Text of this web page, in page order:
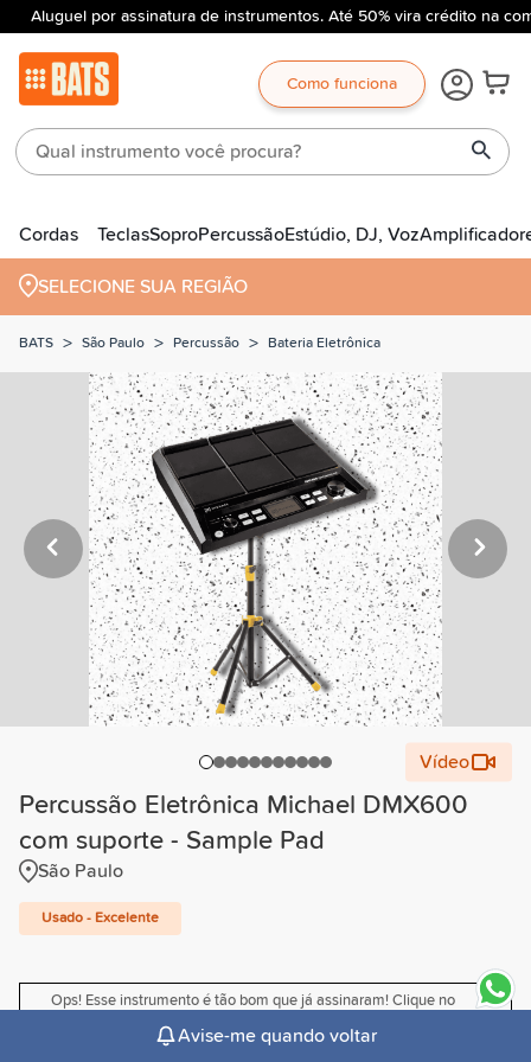
Aluguel por assinatura de instrumentos. Até 50% vira crédito na
Como funciona
Cordas TeclasSoproPercussãoEstúdio, DJ, Voz
SELECIONE SUA REGIÃO
BATS > São Paulo > Percussão > Bateria Eletrônica
Vídeo
Percussão Eletrônica Michael DMX600
com suporte - Sample Pad
São Paulo
Usado - Excelente
Ops! Esse instrumento é tão bom que já assinaram! Clique no
Avise-me quando voltar